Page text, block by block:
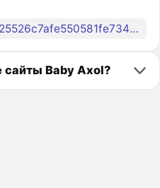
0x6a04d15df13185ea25526c7afe550581fe73435e3e4e00cbd7f857871d3e1897::bbaxol::BBAXOL
Baby Axol?